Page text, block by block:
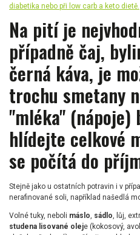
diabetika nebo při low carb a keto dietě.
Na pití je
případně čaj,
černá káva, je
trochu smetany
"mléka" (nápoje)
hlídejte celkové
se počítá do
Stejně jako u ostatních potravin i v
nerafinované soli, například našedlá
Volné tuky, neboli máslo sádlo , lůj,
studena lisované oleje (kokosový,